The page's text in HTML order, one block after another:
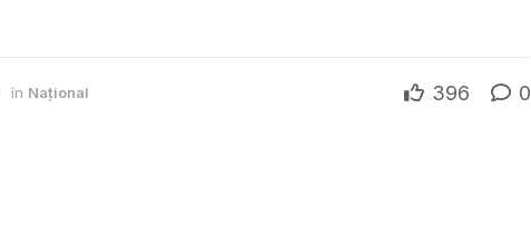
în Național 396 0